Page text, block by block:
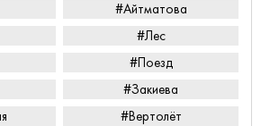
#Айтматова
#Лес
#Поезд
#Закиева
#Вертолёт